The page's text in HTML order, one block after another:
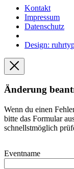
Kontakt
Impressum
Datenschutz
Design:
Änderung
Wenn du einen
bitte das Formular
schnellstmöglich
Eventname